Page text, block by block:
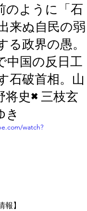
ように「石
来ぬ自民の弱
る政界の愚。
国の反日工
石破首相。山
将史×三枝玄
き
watch?
報】